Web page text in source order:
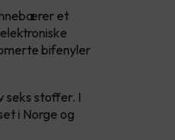
et
bifenyler
seks stoffer. I
i Norge og